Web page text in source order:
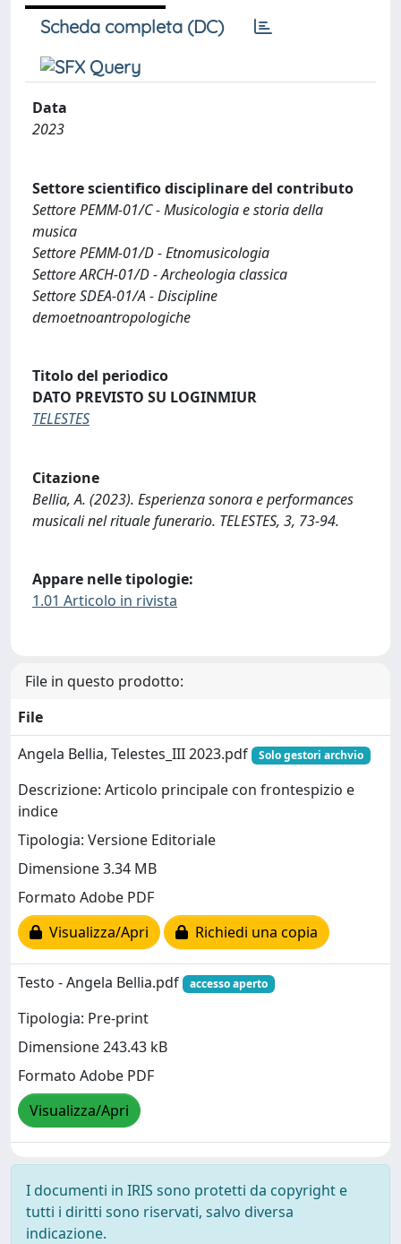
Scheda completa (DC)
Data
2023
Settore scientifico disciplinare del contributo
Settore PEMM-01/C - Musicologia e storia della
musica
Settore PEMM-01/D - Etnomusicologia
Settore ARCH-01/D - Archeologia classica
Settore SDEA-01/A - Discipline
demoetnoantropologiche
Titolo del periodico
DATO PREVISTO SU LOGINMIUR
TELESTES
Citazione
Bellia, A. (2023). Esperienza sonora e performances
musicali nel rituale funerario. TELESTES, 3, 73-94.
Appare nelle tipologie:
1.01 Articolo in rivista
File in questo prodotto:
File
Angela Bellia, Telestes_III 2023.pdf
Solo gestori archvio
Descrizione: Articolo principale con frontespizio e
indice
Tipologia: Versione Editoriale
Dimensione 3.34 MB
Formato Adobe PDF
Visualizza/Apri
Richiedi una copia
Testo - Angela Bellia.pdf accesso aperto
Tipologia: Pre-print
Dimensione 243.43 kB
Formato Adobe PDF
Visualizza/Apri
I documenti in IRIS sono protetti da copyright e
tutti i diritti sono riservati, salvo diversa
indicazione.